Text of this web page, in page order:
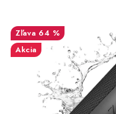
NÁBYTOK
ELEKTRO
ZÁHRADA
64 %
Akcia